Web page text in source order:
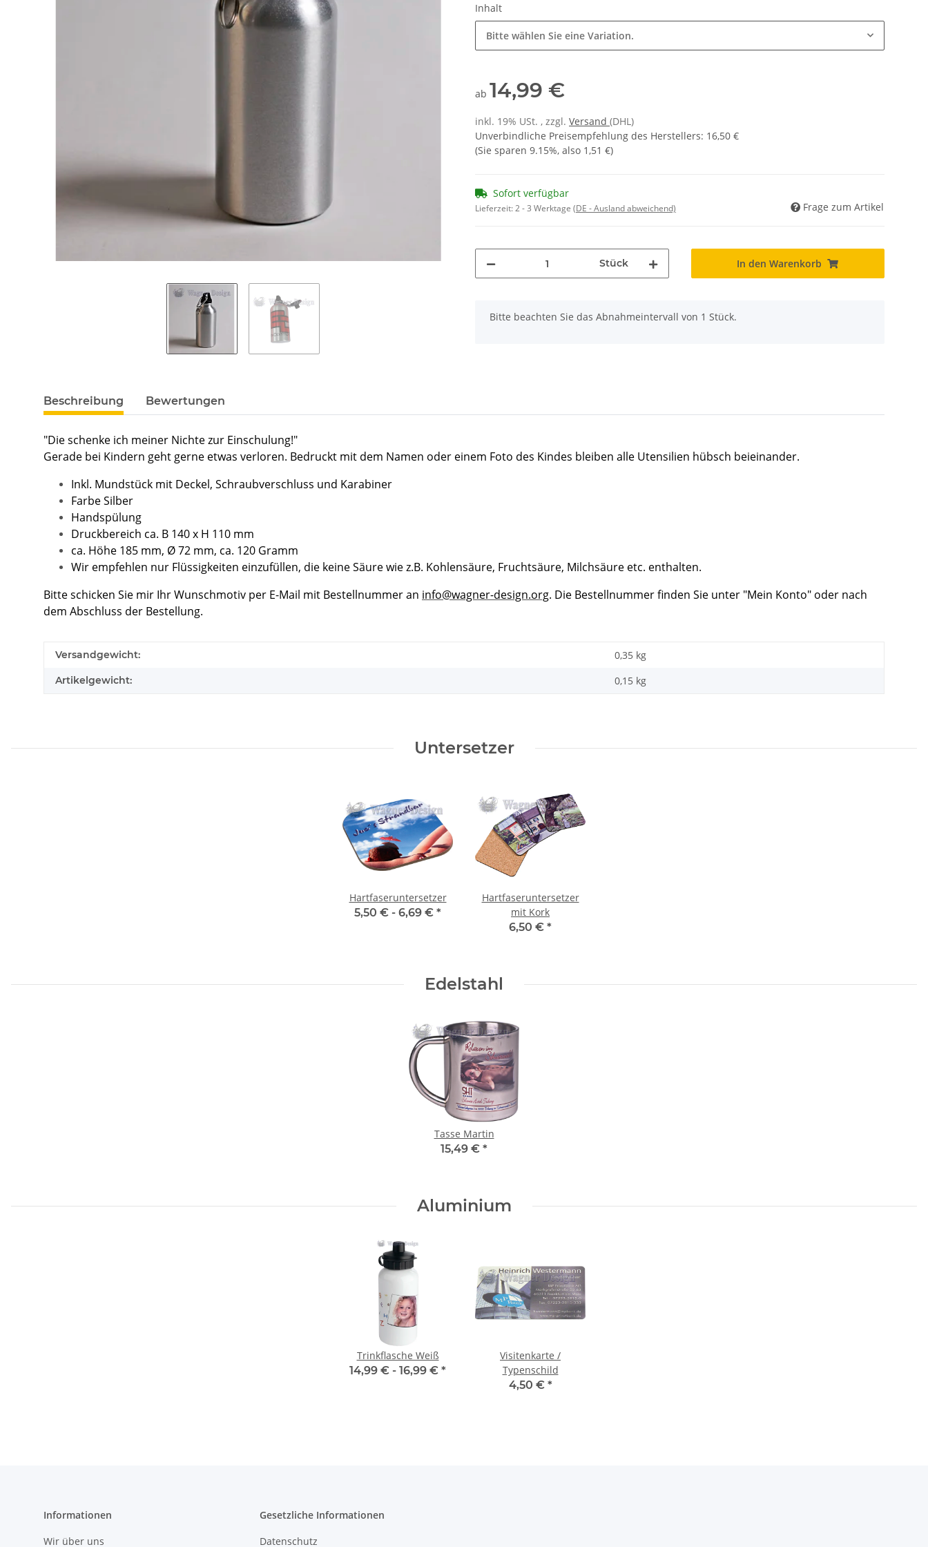
Inhalt
Bitte wählen Sie eine Variation.
ab 14,99 €
inkl. 19% USt. , zzgl. Versand (DHL)
Unverbindliche Preisempfehlung des Herstellers: 16,50 €
(Sie sparen 9.15%, also 1,51 €)
Sofort verfügbar
Lieferzeit:2 - 3 Werktage (DE - Ausland abweichend) Frage zum Artikel
Stück In den Warenkorb
x
Bitte beachten Sie das Abnahmeintervall von 1 Stück.
Beschreibung Bewertungen
"Die schenke ich meiner Nichte zur Einschulung!"
Gerade bei Kindern geht gerne etwas verloren. Bedruckt mit dem Namen oder einem Foto des Kindes bleiben alle Utensilien hübsch beieinander.
Inkl. Mundstück mit Deckel, Schraubverschluss und Karabiner
Farbe Silber
Handspülung
Druckbereich ca. B 140 x H 110 mm
ca. Höhe 185 mm, Ø 72 mm, ca. 120 Gramm
Wir empfehlen nur Flüssigkeiten einzufüllen, die keine Säure wie z.B. Kohlensäure, Fruchtsäure, Milchsäure etc. enthalten.
Bitte schicken Sie mir Ihr Wunschmotiv per E-Mail mit Bestellnummer an info@wagner-design.org. Die Bestellnummer finden Sie unter "Mein Konto" oder nach
dem Abschluss der Bestellung.
Versandgewicht: 0,35 kg
Artikelgewicht: 0,15 kg
Untersetzer
Hartfaseruntersetzer
5,50 € - 6,69 € *
Hartfaseruntersetzer
mit Kork
6,50 € *
Edelstahl
Tasse Martin
15,49 € *
Aluminium
Trinkflasche Weiß
14,99 € - 16,99 € *
Visitenkarte /
Typenschild
4,50 € *
Informationen
Wir über uns
Gesetzliche Informationen
Datenschutz